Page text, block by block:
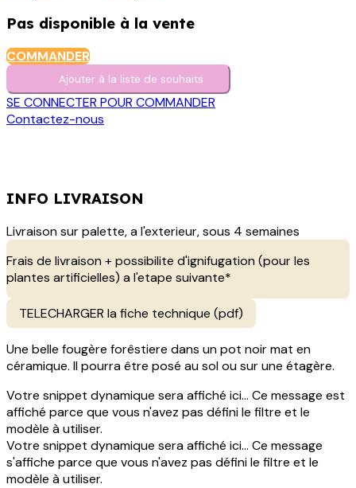
Pas disponible à la vente
COMMANDER
Ajouter à la liste de s​o​uh​aits
SE CONNECTER POUR COMMANDER
Contactez-nous
INFO LIVRAISON
Livraison sur palette, a l'exterieur, sous 4 semaines
Frais de livraison + possibilite d'ignifugation (pour les
plantes artificielles) a l'etape suivante*
TELECHARGER la fiche technique (pdf)
Une belle fougère forêstiere dans un pot noir mat en
céramique. Il pourra être posé au sol ou sur une étagère.
Votre snippet dynamique sera affiché ici... Ce message est
affiché parce que vous n'avez pas défini le filtre et le
modèle à utiliser.
Votre snippet dynamique sera affiché ici... Ce message
s'affiche parce que vous n'avez pas défini le filtre et le
modèle à utiliser.